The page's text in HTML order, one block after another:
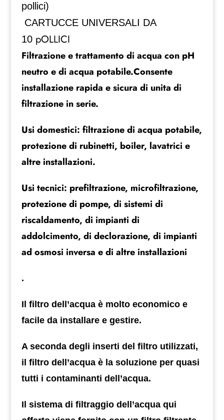
pollici)
CARTUCCE UNIVERSALI DA
10 pOLLICI
Filtrazione e trattamento di acqua con pH
neutro e di acqua potabile.Consente
installazione rapida e sicura di unita di
filtrazione in serie.
Usi domestici: filtrazione di acqua potabile,
protezione di rubinetti, boiler, lavatrici e
altre installazioni.
Usi tecnici: prefiltrazione, microfiltrazione,
protezione di pompe, di sistemi di
riscaldamento, di impianti di
addolcimento, di declorazione, di impianti
ad osmosi inversa e di altre installazioni
.
Il filtro dell’acqua è molto economico e
facile da installare e gestire.
A seconda degli inserti del filtro utilizzati,
il filtro dell’acqua è la soluzione per quasi
tutti i contaminanti dell’acqua.
Il sistema di filtraggio dell’acqua qui